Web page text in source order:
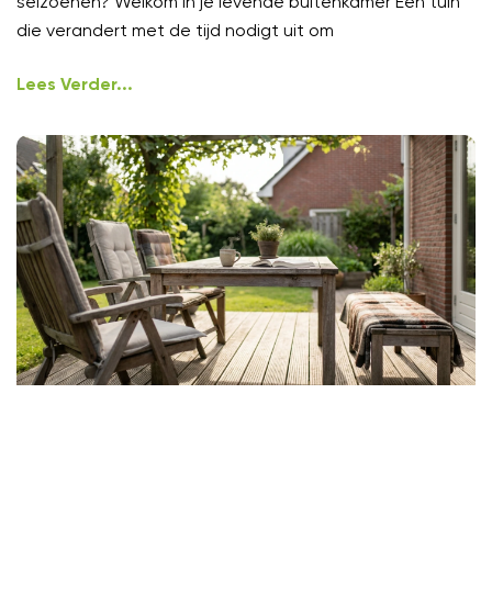
die verandert met de tijd nodigt uit om
Lees Verder...